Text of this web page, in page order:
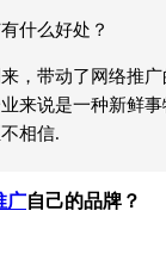
什么好处？
，带动了网络推
来说是一种新鲜
相信.
广自己的品牌？